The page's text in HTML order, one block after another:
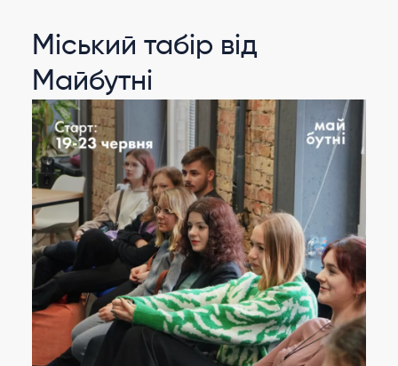
Міський табір від
Майбутні